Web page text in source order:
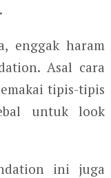
enggak haram
Asal cara
tipis-tipis
untuk look
ini juga